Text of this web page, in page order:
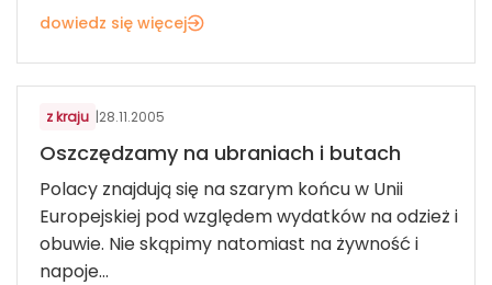
dowiedz się więcej
MODA
z kraju |28.11.2005
Oszczędzamy na ubraniach i butach
Polacy znajdują się na szarym końcu w Unii
Europejskiej pod względem wydatków na odzież i
obuwie. Nie skąpimy natomiast na żywność i
napoje...